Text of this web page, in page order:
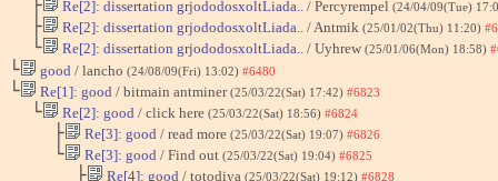
├ Re[2]: dissertation grjododosxoltLiada.. / Percyrempel (24/04/09(Tue)
├ Re[2]: dissertation grjododosxoltLiada.. / Antmik (25/01/02(Thu) 11:20)
└ Re[2]: dissertation grjododosxoltLiada.. / Uyhrew (25/01/06(Mon) 18:58)
└ good / lancho (24/08/09(Fri) 13:02) #6480
└ Re[1]: good / bitmain antminer(25/03/22(Sat) 17:42) #6823
└ Re[2]: good / click here (25/03/22(Sat) 18:56) #6824
├ Re[3]: good / read more (25/03/22(Sat) 19:07) #6826
└ Re[3]: good / Find out (25/03/22(Sat) 19:04) #6825
├ Re[4]: good / totodiya (25/03/22(Sat) 19:12) #6828